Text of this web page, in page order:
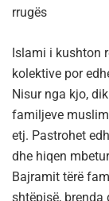
rrugës
Islami i kushton
kolektive por
Nisur nga kjo,
familjeve
etj. Pastrohet
dhe hiqen
Bajramit tërë
shtëpisë, brenda